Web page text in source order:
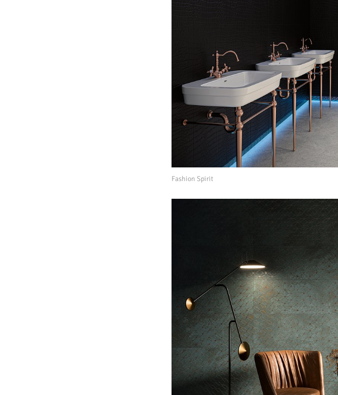
Fashion Spirit